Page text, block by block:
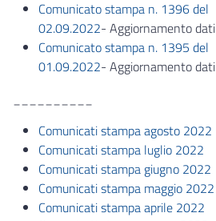
Comunicato stampa n. 1396 del
02.09.2022- Aggiornamento dati
Comunicato stampa n. 1395 del
01.09.2022- Aggiornamento dati
Comunicati stampa agosto 2022
Comunicati stampa luglio 2022
Comunicati stampa giugno 2022
Comunicati stampa maggio 2022
Comunicati stampa aprile 2022